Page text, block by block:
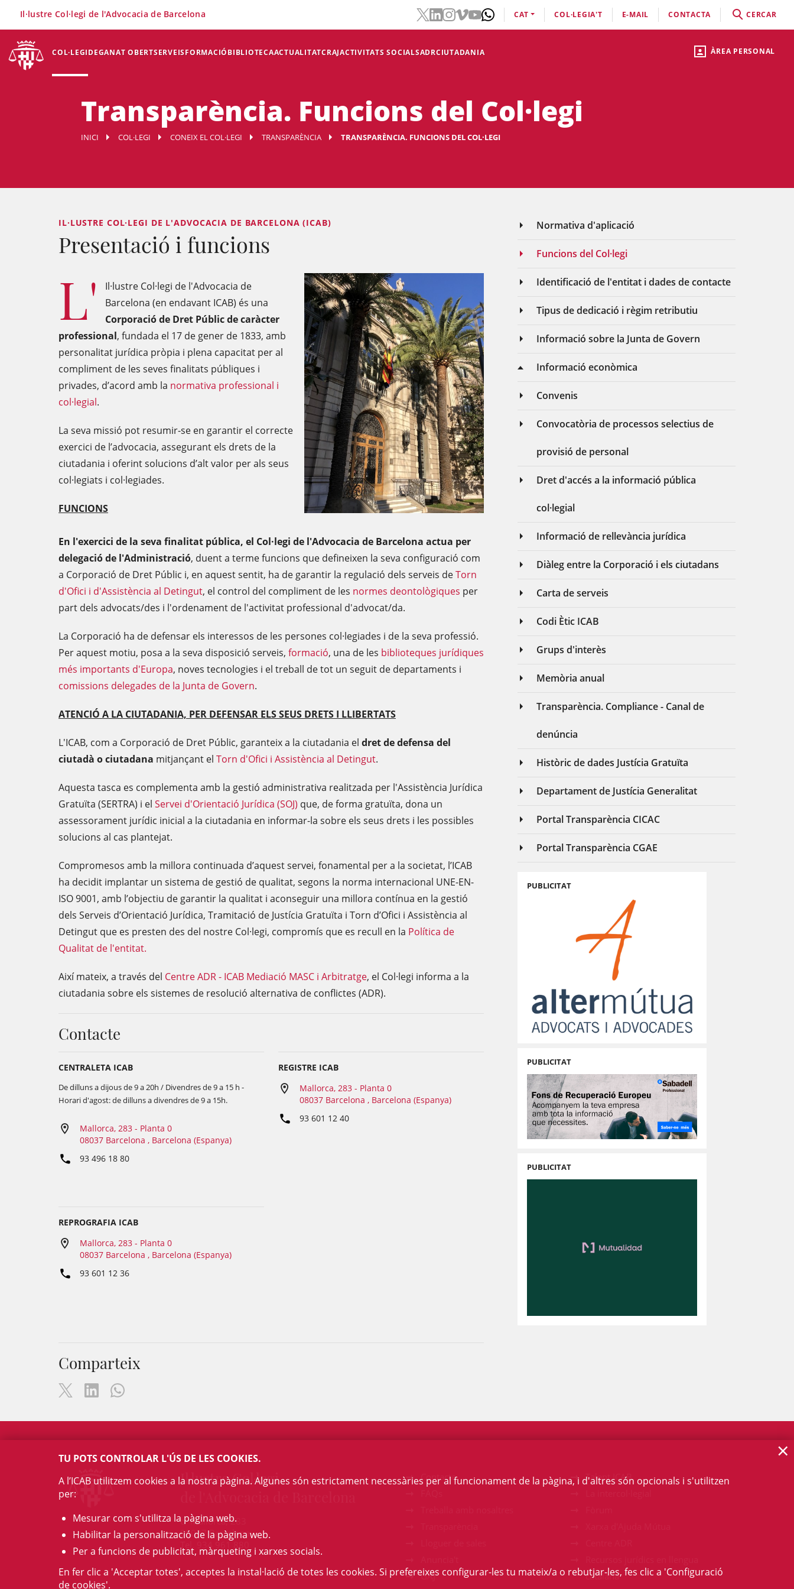
ÀREA PERSONAL
COL·LEGIDEGANAT OBERTSERVEISFORMACIÓBIBLIOTECAACTUALITATCRAJACTIVITATS SOCIALSADRCIUTADANIA
Il·lustre Col·legi de l'Advocacia de Barcelona CAT COL·LEGIA'T E-MAIL CONTACTA CERCAR
Transparència. Funcions del Col·legi
INICI COL·LEGI CONEIX EL COL·LEGI TRANSPARÈNCIA TRANSPARÈNCIA. FUNCIONS DEL COL·LEGI
Normativa d'aplicació
Funcions del Col·legi
Identificació de l'entitat i dades de contacte
Tipus de dedicació i règim retributiu
Informació sobre la Junta de Govern
Informació econòmica
Convenis
Convocatòria de processos selectius de
provisió de personal
Dret d'accés a la informació pública
col·legial
Informació de rellevància jurídica
Diàleg entre la Corporació i els ciutadans
Carta de serveis
Codi Ètic ICAB
Grups d'interès
Memòria anual
Transparència. Compliance - Canal de
denúncia
Històric de dades Justícia Gratuïta
Departament de Justícia Generalitat
Portal Transparència CICAC
Portal Transparència CGAE
PUBLICITAT
PUBLICITAT
PUBLICITAT
IL·LUSTRE COL·LEGI DE L'ADVOCACIA DE BARCELONA (ICAB)
Presentació i funcions
L'
Il·lustre Col·legi de l'Advocacia de
Barcelona (en endavant ICAB) és una
Corporació de Dret Públic de caràcter
professional, fundada el 17 de gener de 1833, amb
personalitat jurídica pròpia i plena capacitat per al
compliment de les seves finalitats públiques i
privades, d’acord amb la normativa professional i
col·legial.
La seva missió pot resumir-se en garantir el correcte
exercici de l’advocacia, assegurant els drets de la
ciutadania i oferint solucions d’alt valor per als seus
col·legiats i col·legiades.
FUNCIONS
En l'exercici de la seva finalitat pública, el Col·legi de l'Advocacia de Barcelona actua per
delegació de l'Administració, duent a terme funcions que defineixen la seva configuració com
a Corporació de Dret Públic i, en aquest sentit, ha de garantir la regulació dels serveis deTorn
d'Ofici i d'Assistència al Detingut, el control del compliment de les normes deontològiques per
part dels advocats/des i l'ordenament de l'activitat professional d'advocat/da.
La Corporació ha de defensar els interessos de les persones col·legiades i de la seva professió.
Per aquest motiu, posa a la seva disposició serveis, formació, una de les biblioteques jurídiques
més importants d'Europa, noves tecnologies i el treball de tot un seguit de departaments i
comissions delegades de la Junta de Govern.
ATENCIÓ A LA CIUTADANIA, PER DEFENSAR ELS SEUS DRETS I LLIBERTATS
L'ICAB, com a Corporació de Dret Públic, garanteix a la ciutadania el dret de defensa del
ciutadà o ciutadana mitjançant el Torn d'Ofici i Assistència al Detingut.
Aquesta tasca es complementa amb la gestió administrativa realitzada per l'Assistència Jurídica
Gratuïta (SERTRA) i el Servei d'Orientació Jurídica (SOJ) que, de forma gratuïta, dona un
assessorament jurídic inicial a la ciutadania en informar-la sobre els seus drets i les possibles
solucions al cas plantejat.
Compromesos amb la millora continuada d’aquest servei, fonamental per a la societat, l’ICAB
ha decidit implantar un sistema de gestió de qualitat, segons la norma internacional UNE-EN-
ISO 9001, amb l’objectiu de garantir la qualitat i aconseguir una millora contínua en la gestió
dels Serveis d’Orientació Jurídica, Tramitació de Justícia Gratuïta i Torn d’Ofici i Assistència al
Detingut que es presten des del nostre Col·legi, compromís que es recull en la Política de
Qualitat de l'entitat.
Així mateix, a través del Centre ADR - ICAB Mediació MASC i Arbitratge, el Col·legi informa a la
ciutadania sobre els sistemes de resolució alternativa de conflictes (ADR).
Contacte
CENTRALETA ICAB
De dilluns a dijous de 9 a 20h / Divendres de 9 a 15 h -
Horari d'agost: de dilluns a divendres de 9 a 15h.
Mallorca, 283 - Planta 0
08037 Barcelona , Barcelona (Espanya)
93 496 18 80
REGISTRE ICAB
Mallorca, 283 - Planta 0
08037 Barcelona , Barcelona (Espanya)
93 601 12 40
REPROGRAFIA ICAB
Mallorca, 283 - Planta 0
08037 Barcelona , Barcelona (Espanya)
93 601 12 36
Comparteix
Il·lustre Col·legi
c/ Mallorca, 283
08037 Barcelona
Tel. 934 961 880
Contacte
GAJ
Talent ICAB
catalana
TU POTS CONTROLAR L'ÚS DE LES COOKIES.
A l’ICAB utilitzem cookies a la nostra pàgina. Algunes són estrictament necessàries per al funcionament de la pàgina, i d'altres són opcionals i s'utilitzen
per:
Mesurar com s'utilitza la pàgina web.
Habilitar la personalització de la pàgina web.
Per a funcions de publicitat, màrqueting i xarxes socials.
En fer clic a 'Acceptar totes', acceptes la instal·lació de totes les cookies. Si prefereixes configurar-les tu mateix/a o rebutjar-les, fes clic a 'Configuració
de cookies'.
×